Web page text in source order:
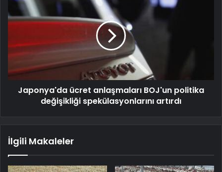
Japonya'da ücret anlaşmaları BOJ'un politika
değişikliği spekülasyonlarını artırdı
İlgili Makaleler